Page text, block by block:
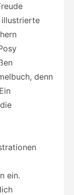
illustrierte
denn
ein.